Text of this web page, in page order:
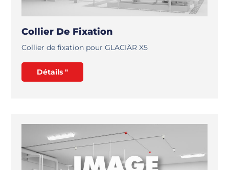
Collier De Fixation
Collier de fixation pour GLACIÄR X5
Détails "